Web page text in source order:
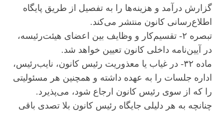
گزارش درآمد و هزینه‌ها را به تفصیل از طریق پایگاه
اطلاع‌رسانی کانون منتشر می‌کند.
تبصره ۲- تقسیم‌کار و وظایف بین اعضای هیئت‌رئیسه،
در آیین‌نامه داخلی کانون تعیین خواهد شد.
ماده ۳۲- در غیاب یا معذوریت رئیس کانون، نایب‌رئیس،
اداره جلسات را به عهده داشته و همچنین هر مسئولیتی
را که از سوی رئیس کانون ارجاع شود، می‌پذیرد.
چنانچه به هر دلیلی جایگاه رئیس کانون بلا تصدی باقی